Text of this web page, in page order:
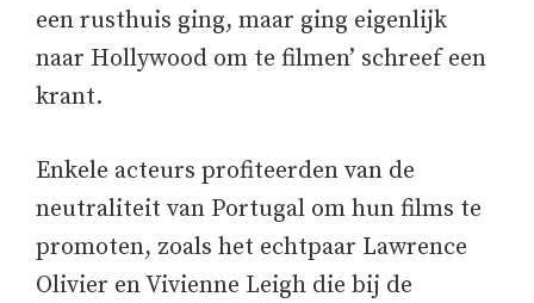
een rusthuis ging, maar ging eigenlijk
naar Hollywood om te filmen’ schreef een
krant.
Enkele acteurs profiteerden van de
neutraliteit van Portugal om hun films te
promoten, zoals het echtpaar Lawrence
Olivier en Vivienne Leigh die bij de